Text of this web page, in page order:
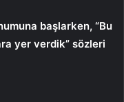
başlarken, “Bu
yer verdik” sözleri